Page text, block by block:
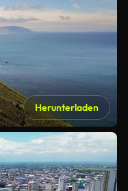
Herunterladen